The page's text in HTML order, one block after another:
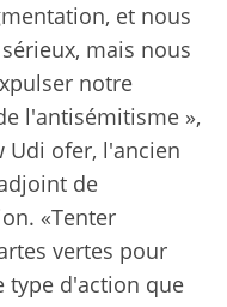
et nous
mais nous
notre
l'antisémitisme »,
Udi ofer, l'ancien
de
«Tenter
vertes pour
type d'action que